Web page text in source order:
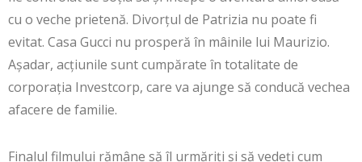
cu o veche prietenă. Divorțul de Patrizia nu poate fi
evitat. Casa Gucci nu prosperă în mâinile lui Maurizio.
Așadar, acțiunile sunt cumpărate în totalitate de
corporația Investcorp, care va ajunge să conducă vechea
afacere de familie.
Finalul filmului rămâne să îl urmăriți și să vedeți cum